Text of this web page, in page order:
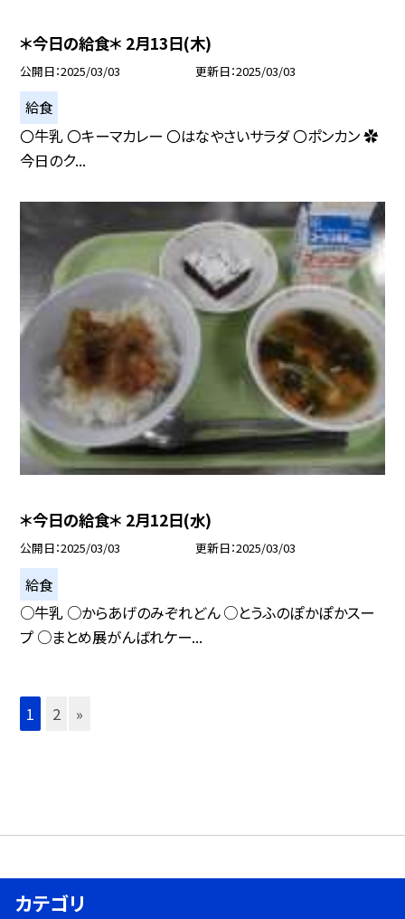
＊今日の給食＊ 2月13日(木)
公開日 2025/03/03 更新日 2025/03/03
給食
〇牛乳 〇キーマカレー 〇はなやさいサラダ 〇ポンカン ✿
今日のク...
＊今日の給食＊ 2月12日(水)
公開日 2025/03/03 更新日 2025/03/03
給食
○牛乳 ○からあげのみぞれどん ○とうふのぽかぽかスー
プ ○まとめ展がんばれケー...
1 2 »
カテゴリ